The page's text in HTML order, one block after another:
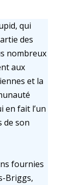
qui
des
nombreux
aux
et la
en fait l’un
de son
fournies
Briggs,